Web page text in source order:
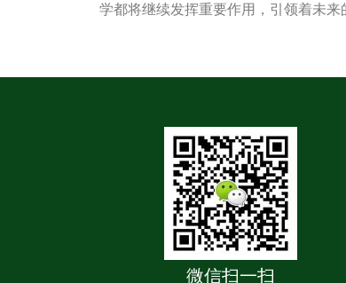
学都将继续发挥重要作用，引领着未来
微信扫一扫